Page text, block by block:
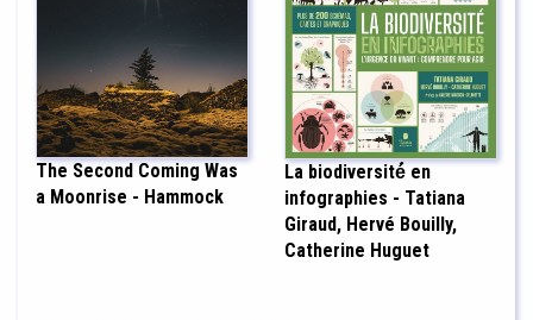
The Second Coming Was
a Moonrise - Hammock
La biodiversité́ en
infographies - Tatiana
Giraud, Hervé Bouilly,
Catherine Huguet